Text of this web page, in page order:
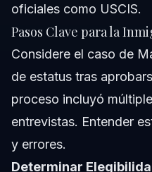
oficiales como USCIS.
Pasos Clave para la
Considere el caso de
de estatus tras
proceso incluyó
entrevistas. Entender
y errores.
Determinar